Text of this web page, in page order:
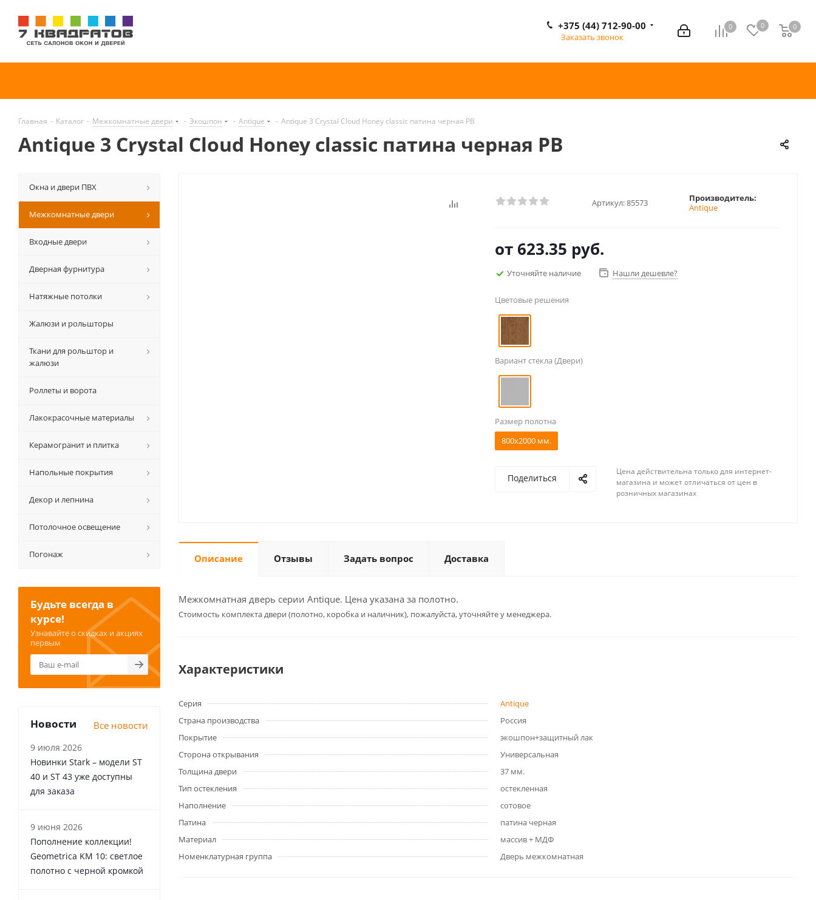
0 0 0
0
+375 (44) 712-90-00
Заказать звонок
Главная - Каталог - Межкомнатные двери - Экошпон - Antique - Antique 3 Crystal Cloud Honey classic патина черная PB
Antique 3 Crystal Cloud Honey classic патина черная PB
Артикул:85573
Производитель:
Antique
от 623.35 руб.
Уточняйте наличие Нашли дешевле?
Цветовые решения
Вариант стекла (Двери)
Размер полотна
800x2000 мм.
Поделиться
Цена действительна только для интернет-
магазина и может отличаться от цен в
розничных магазинах
Описание Отзывы Задать вопрос Доставка
Межкомнатная дверь серии Antique. Цена указана за полотно.
Cтоимость комплекта двери (полотно, коробка и наличник), пожалуйста, уточняйте у менеджера.
Характеристики
Серия
Antique
Страна производства
Россия
Покрытие
экошпон+защитный лак
Сторона открывания
Универсальная
Толщина двери
37 мм.
Тип остекления
остекленная
Наполнение
сотовое
Патина
патина черная
Материал
массив + МДФ
Номенклатурная группа
Дверь межкомнатная
Окна и двери ПВХ
Межкомнатные двери
Входные двери
Дверная фурнитура
Натяжные потолки
Жалюзи и рольшторы
Ткани для рольштор и
жалюзи
Роллеты и ворота
Лакокрасочные материалы
Керамогранит и плитка
Напольные покрытия
Декор и лепнина
Потолочное освещение
Погонаж
Будьте всегда в
курсе!
Узнавайте о скидках и акциях
первым
Новости Все новости
9 июля 2026
Новинки Stark – модели ST
40 и ST 43 уже доступны
для заказа
9 июня 2026
Пополнение коллекции!
Geometrica KM 10: светлое
полотно с черной кромкой